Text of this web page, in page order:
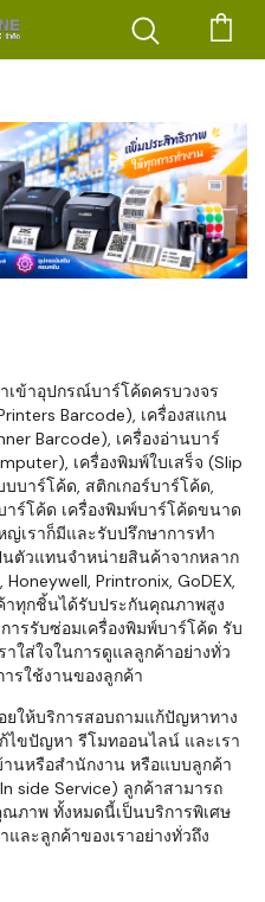
เข้าอุปกรณ์บาร์โค้ดครบวงจร
Barcode), เครื่องสแกน
Barcode), เครื่องอ่านบาร์
เครื่องพิมพ์ใบเสร็จ (Slip
บาร์โค้ด, สติกเกอร์บาร์โค้ด,
ร์โค้ด เครื่องพิมพ์บาร์โค้ดขนาด
ญ่เราก็มีและรับปรึกษาการทำ
ตัวแทนจำหน่ายสินค้าจากหลาก
Printronix, GoDEX,
าทุกชิ้นได้รับประกันคุณภาพสูง
ารรับซ่อมเครื่องพิมพ์บาร์โค้ด รับ
ใส่ใจในการดูแลลูกค้าอย่างทั่ว
รใช้งานของลูกค้า
ยให้บริการสอบถามแก้ปัญหาทาง
ไขปัญหา รีโมทออนไลน์ และเรา
นหรือสำนักงาน หรือแบบลูกค้า
side Service) ลูกค้าสามารถ
ภาพ ทั้งหมดนี้เป็นบริการพิเศษ
ละลูกค้าของเราอย่างทั่วถึง